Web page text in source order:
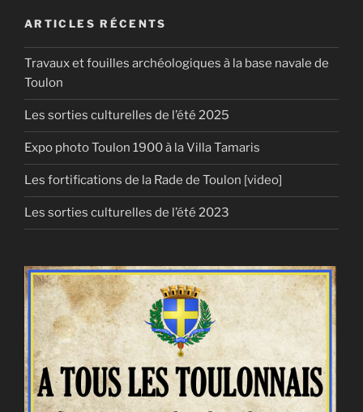
ARTICLES RÉCENTS
Travaux et fouilles archéologiques à la base navale de
Toulon
Les sorties culturelles de l’été 2025
Expo photo Toulon 1900 à la Villa Tamaris
Les fortifications de la Rade de Toulon [video]
Les sorties culturelles de l’été 2023